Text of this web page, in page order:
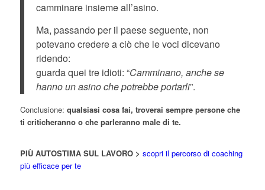
camminare insieme all’asino.
Ma, passando per il paese seguente, non
potevano credere a ciò che le voci dicevano
ridendo:
guarda quei tre idioti: “Camminano, anche se
hanno un asino che potrebbe portarli”.
Conclusione: qualsiasi cosa fai, troverai sempre persone che
ti criticheranno o che parleranno male di te.
PIÙ AUTOSTIMA SUL LAVORO > scopri il percorso di coaching
più efficace per te